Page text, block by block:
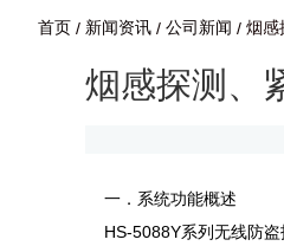
首页 / 新闻资讯 / 公司新闻 / 烟感
烟感探测、
一．系统功能概述
HS-5088Y系列无线防盗